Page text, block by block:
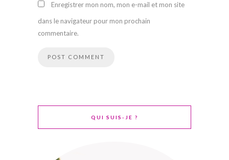
Enregistrer mon nom, mon e-mail et mon site
dans le navigateur pour mon prochain
commentaire.
QUI SUIS-JE ?